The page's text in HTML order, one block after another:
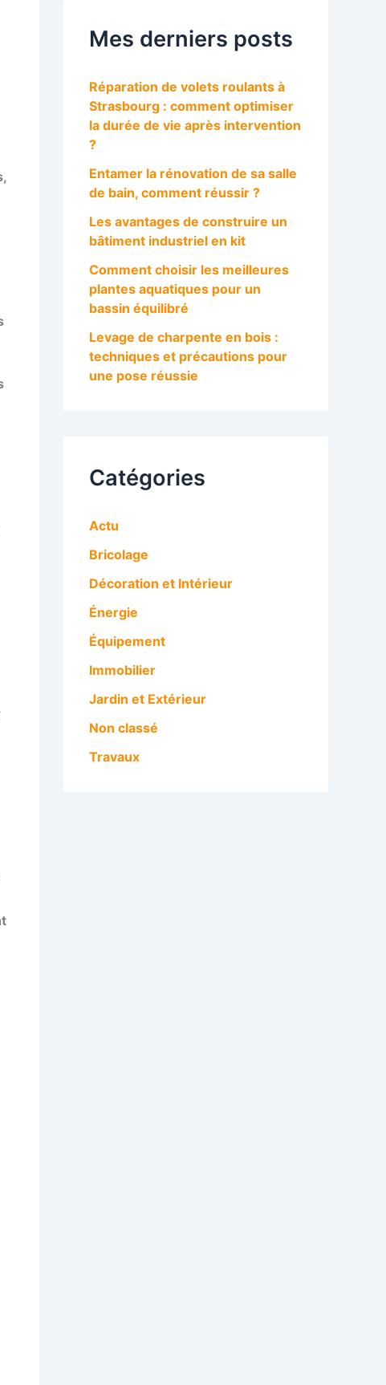
Mes derniers posts
Réparation de volets roulants à
Strasbourg : comment optimiser
la durée de vie après intervention
?
Entamer la rénovation de sa salle
de bain, comment réussir ?
Les avantages de construire un
bâtiment industriel en kit
Comment choisir les meilleures
plantes aquatiques pour un
bassin équilibré
Levage de charpente en bois :
techniques et précautions pour
une pose réussie
Catégories
Actu
Bricolage
Décoration et Intérieur
Énergie
Équipement
Immobilier
Jardin et Extérieur
Non classé
Travaux